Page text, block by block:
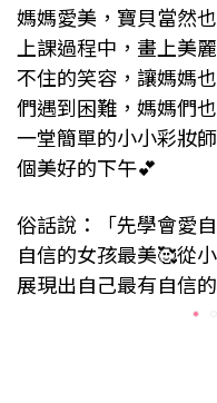
媽媽愛美，寶貝當然
上課過程中，畫上美
不住的笑容，讓媽媽
們遇到困難，媽媽們
一堂簡單的小小彩妝
個美好的下午💕
俗話說：「先學會愛
自信的女孩最美🥰從
展現出自己最有自信